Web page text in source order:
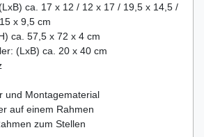
ca. 17 x 12 / 12 x 17 / 19,5 x 14,5 /
x 9,5 cm
ca. 57,5 x 72 x 4 cm
(LxB) ca. 20 x 40 cm
und Montagematerial
auf einem Rahmen
zum Stellen